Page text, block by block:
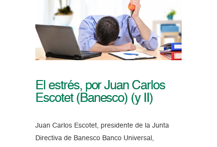
El estrés, por Juan Carlos
Escotet (Banesco) (y II)
Juan Carlos Escotet, presidente de la Junta
Directiva de Banesco Banco Universal,